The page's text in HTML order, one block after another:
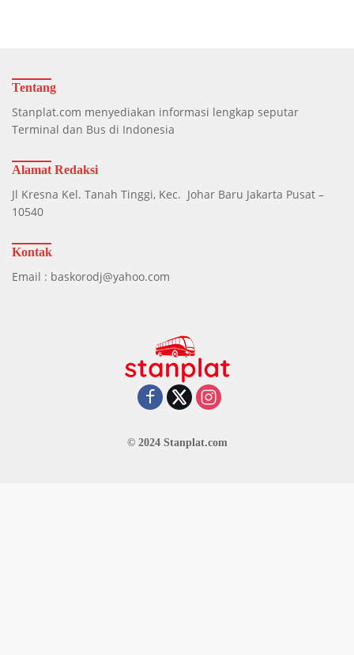
Tentang
Stanplat.com menyediakan informasi lengkap seputar
Terminal dan Bus di Indonesia
Alamat Redaksi
Jl Kresna Kel. Tanah Tinggi, Kec. Johar Baru Jakarta Pusat –
10540
Kontak
Email : baskorodj@yahoo.com
© 2024 Stanplat.com